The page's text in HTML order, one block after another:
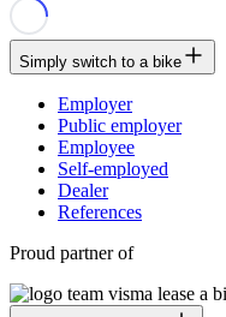
Simply switch to a bike
Employer
Public employer
Employee
Self-employed
Dealer
References
Proud partner of